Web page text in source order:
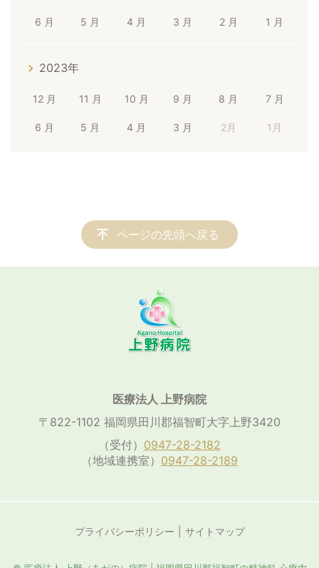
6 月 5 月 4 月 3 月 2 月 1 月
2023年
12 月 11 月 10 月 9 月 8 月 7 月
6 月 5 月 4 月 3 月 2月 1月
ページの先頭へ戻る
医療法人 上野病院
〒822-1102 福岡県田川郡福智町大字上野3420
（受付） 0947-28-2182
（地域連携室） 0947-28-2189
プライバシーポリシー サイトマップ